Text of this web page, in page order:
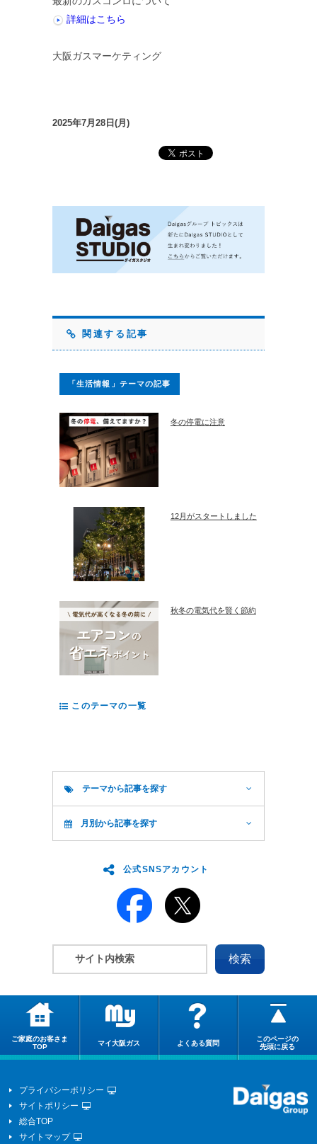
詳細はこちら
大阪ガスマーケティング
2025年7月28日(月)
関連する記事
「生活情報」テーマの記事
冬の停電に注意
12月がスタートしました
秋冬の電気代を賢く節約
このテーマの一覧
テーマから記事を探す
月別から記事を探す
公式SNSアカウント
ご家庭のお客さま
TOP
マイ大阪ガス よくある質問
このページの
先頭に戻る
プライバシーポリシー
サイトポリシー
総合TOP
サイトマップ